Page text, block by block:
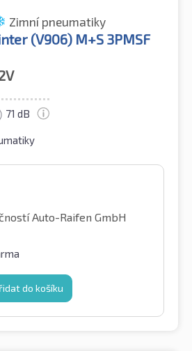
Zimní pneumatiky
(V906) M+S 3PMSF
71 dB
Auto-Raifen GmbH
do košíku